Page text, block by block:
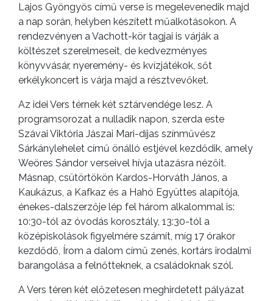
Lajos Gyöngyös című verse is megelevenedik majd
a nap során, helyben készített műalkotásokon. A
rendezvényen a Vachott-kör tagjai is várják a
költészet szerelmeseit, de kedvezményes
könyvvásár, nyeremény- és kvízjátékok, sőt
erkélykoncert is várja majd a résztvevőket.
Az idei Vers térnek két sztárvendége lesz. A
programsorozat a nulladik napon, szerda este
Szávai Viktória Jászai Mari-díjas színművész
Sárkánylehelet című önálló estjével kezdődik, amely
Weöres Sándor verseivel hívja utazásra nézőit.
Másnap, csütörtökön Kardos-Horváth János, a
Kaukázus, a Kafkaz és a Hahó Együttes alapítója,
énekes-dalszerzője lép fel három alkalommal is:
10:30-tól az óvodás korosztály, 13:30-tól a
középiskolások figyelmére számít, míg 17 órakor
kezdődő, Írom a dalom című zenés, kortárs irodalmi
barangolása a felnőtteknek, a családoknak szól.
A Vers téren két előzetesen meghirdetett pályázat